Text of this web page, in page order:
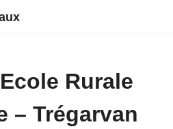
Rurale
– Trégarvan